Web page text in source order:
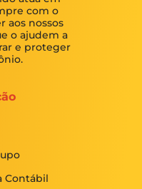
com o
aos nossos
o ajudem a
e proteger
Contábil